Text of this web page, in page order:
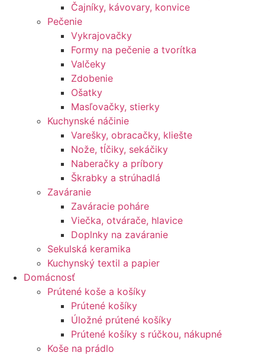
Čajníky, kávovary, konvice
Pečenie
Vykrajovačky
Formy na pečenie a tvorítka
Valčeky
Zdobenie
Ošatky
Masľovačky, stierky
Kuchynské náčinie
Varešky, obracačky, kliešte
Nože, tĺčiky, sekáčiky
Naberačky a príbory
Škrabky a strúhadlá
Zaváranie
Zaváracie poháre
Viečka, otvárače, hlavice
Doplnky na zaváranie
Sekulská keramika
Kuchynský textil a papier
Domácnosť
Prútené koše a košíky
Prútené košíky
Úložné prútené košíky
Prútené košíky s rúčkou, nákupné
Koše na prádlo